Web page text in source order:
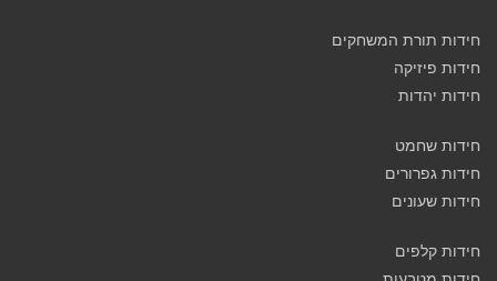
חידות תורת המשחקים
חידות פיזיקה
חידות יהדות
חידות שחמט
חידות גפרורים
חידות שעונים
חידות קלפים